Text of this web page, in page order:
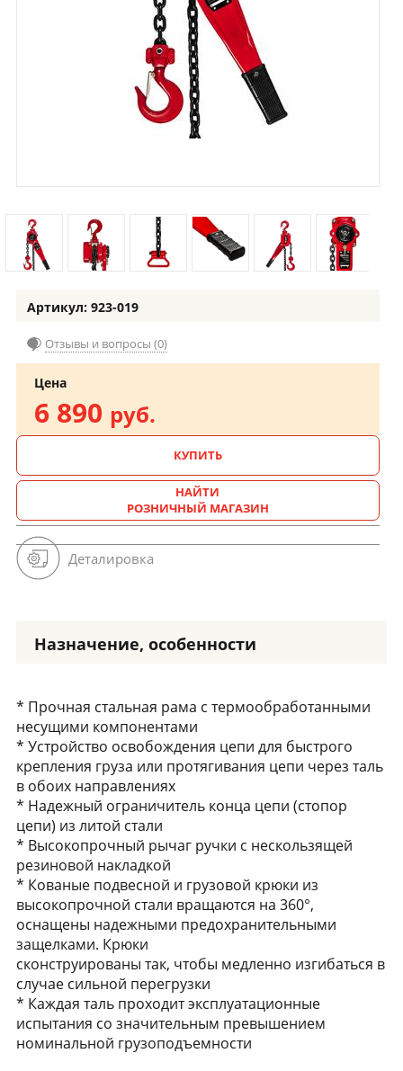
Артикул: 923-019
Отзывы и вопросы (0)
Цена
6 890 руб.
КУПИТЬ
НАЙТИ
РОЗНИЧНЫЙ МАГАЗИН
Деталировка
Назначение, особенности
* Прочная стальная рама с термообработанными
несущими компонентами
* Устройство освобождения цепи для быстрого
крепления груза или протягивания цепи через таль
в обоих направлениях
* Надежный ограничитель конца цепи (стопор
цепи) из литой стали
* Высокопрочный рычаг ручки с нескользящей
резиновой накладкой
* Кованые подвесной и грузовой крюки из
высокопрочной стали вращаются на 360°,
оснащены надежными предохранительными
защелками. Крюки
сконструированы так, чтобы медленно изгибаться в
случае сильной перегрузки
* Каждая таль проходит эксплуатационные
испытания со значительным превышением
номинальной грузоподъемности